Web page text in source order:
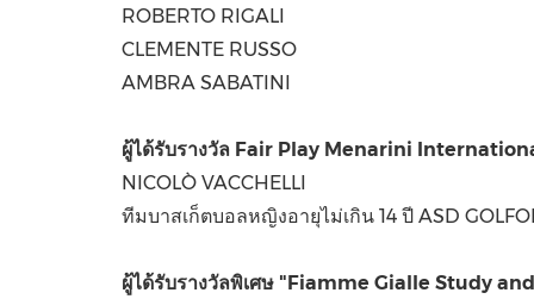
ROBERTO RIGALI
CLEMENTE RUSSO
AMBRA SABATINI
ผู้ได้รับรางวัล Fair Play Menarini
NICOLÒ VACCHELLI
ทีมบาสเก็ตบอลหญิงอายุไม่เกิน 14 ปี ASD
ผู้ได้รับรางวัลพิเศษ "Fiamme Gialle Study